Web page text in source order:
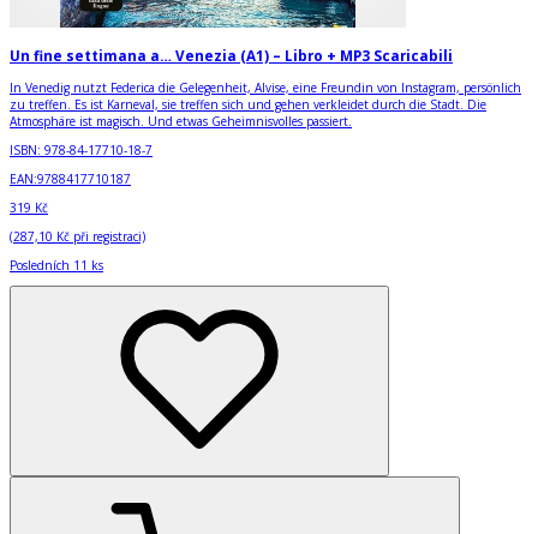
Un fine settimana a… Venezia (A1) – Libro + MP3 Scaricabili
In Venedig nutzt Federica die Gelegenheit, Alvise, eine Freundin von Instagram, persönlich
zu treffen. Es ist Karneval, sie treffen sich und gehen verkleidet durch die Stadt. Die
Atmosphäre ist magisch. Und etwas Geheimnisvolles passiert.
ISBN: 978-84-17710-18-7
EAN:9788417710187
319 Kč
(287,10 Kč při registraci)
Posledních 11 ks